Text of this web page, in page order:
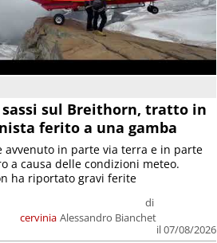
sassi sul Breithorn, tratto in
ferito a una gamba
cervinia
di
Alessandro Bianchet
il 07/08/2026
avvenuto in parte via terra e in parte
a causa delle condizioni meteo.
ha riportato gravi ferite